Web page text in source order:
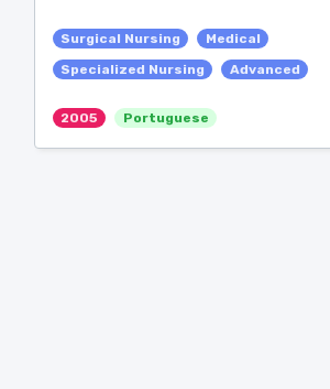
Surgical Nursing
Medical
Specialized Nursing
Advanced
2005 Portuguese